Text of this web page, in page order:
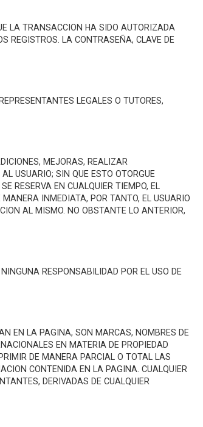
LA TRANSACCION HA SIDO AUTORIZADA
REGISTROS. LA CONTRASEÑA, CLAVE DE
LEGALES O TUTORES,
MEJORAS, REALIZAR
USUARIO; SIN QUE ESTO OTORGUE
RESERVA EN CUALQUIER TIEMPO, EL
MANERA INMEDIATA, POR TANTO, EL USUARIO
AL MISMO. NO OBSTANTE LO ANTERIOR,
RESPONSABILIDAD POR EL USO DE
EN LA PAGINA, SON MARCAS, NOMBRES DE
EN MATERIA DE PROPIEDAD
DE MANERA PARCIAL O TOTAL LAS
CONTENIDA EN LA PAGINA. CUALQUIER
DERIVADAS DE CUALQUIER